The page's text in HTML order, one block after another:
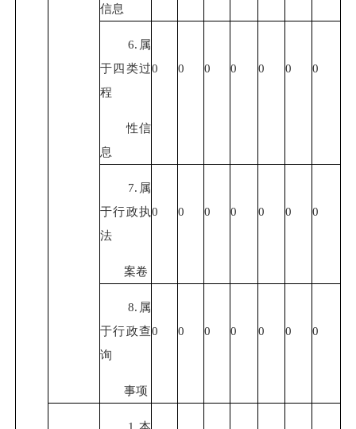
信息
6.属
于四类过
程
性信
息
0 0 0 0 0 0 0
7.属
于行政执
法
案卷
0 0 0 0 0 0 0
8.属
于行政查
询
事项
0 0 0 0 0 0 0